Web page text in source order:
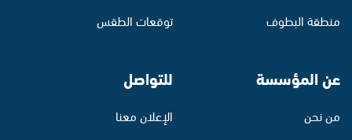
منطقة البطوف
توقعات الطقس
عن المؤسسة
من نحن
للتواصل
الإعلان معنا